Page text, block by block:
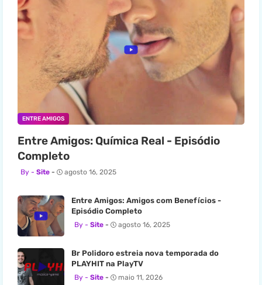
ENTRE AMIGOS
Entre Amigos: Química Real - Episódio
Completo
Site agosto 16, 2025
Entre Amigos: Amigos com Benefícios -
Episódio Completo
Site agosto 16, 2025
Br Polidoro estreia nova temporada do
PLAYHIT na PlayTV
Site maio 11, 2026